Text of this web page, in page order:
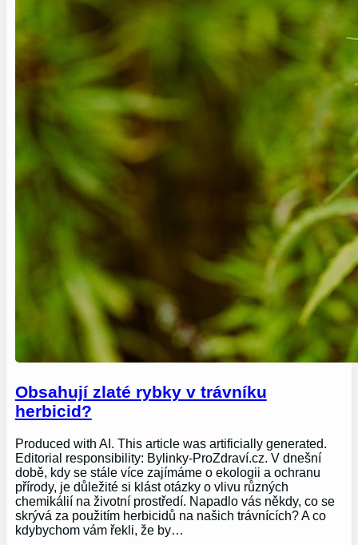
Obsahují zlaté rybky v trávníku
herbicid?
Produced with AI. This article was artificially generated.
Editorial responsibility: Bylinky-ProZdraví.cz. V dnešní
době, kdy se stále více zajímáme o ekologii a ochranu
přírody, je důležité si klást otázky o vlivu různých
chemikálií na životní prostředí. Napadlo vás někdy, co se
skrývá za použitím herbicidů na našich trávnících? A co
kdybychom vám řekli, že by…